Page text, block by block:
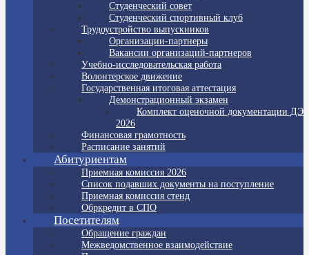
Студенческий совет
Студенческий спортивный клуб
Трудоустройство выпускников
Организации-партнеры
Вакансии организаций-партнеров
Учебно-исследовательская работа
Волонтерское движение
Государственная итоговая аттестация
Демонстрационный экзамен
Комплект оценочной документации ДЭ
2026
Финансовая грамотность
Расписание занятий
Абитуриентам
Приемная комиссия 2026
Список подавших документы на поступление
Приемная комиссия стенд
Обркредит в СПО
Посетителям
Обращение граждан
Межведомственное взаимодействие